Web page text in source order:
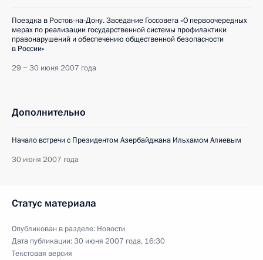
Поездка в Ростов-на-Дону. Заседание Госсовета «О первоочередных
мерах по реализации государственной системы профилактики
правонарушений и обеспечению общественной безопасности
в России»
29 − 30 июня 2007 года
Дополнительно
Начало встречи с Президентом Азербайджана Ильхамом Алиевым
30 июня 2007 года
Статус материала
Опубликован в разделе: Новости
Дата публикации:30 июня 2007 года, 16:30
Текстовая версия